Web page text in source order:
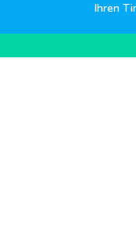
Ihren